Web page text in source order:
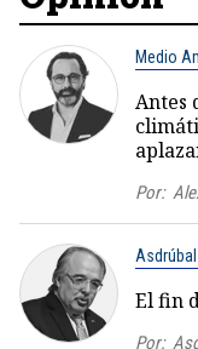
Medio
Antes
Por:
El fin
Por: